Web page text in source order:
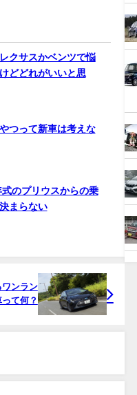
クサスかベンツで悩
どどれがいいと思
つって新車は考えな
のプリウスからの乗
まらない
ワンラン
て何？